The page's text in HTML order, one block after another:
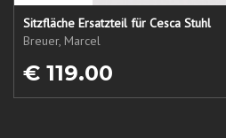
Sitzfläche Ersatzteil für Cesca Stuhl
Breuer, Marcel
€ 119.00